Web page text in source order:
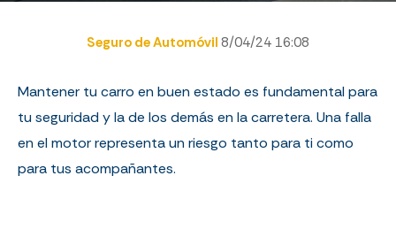
Seguro de Automóvil 8/04/24 16:08
Mantener tu carro en buen estado es fundamental para
tu seguridad y la de los demás en la carretera. Una falla
en el motor representa un riesgo tanto para ti como
para tus acompañantes.